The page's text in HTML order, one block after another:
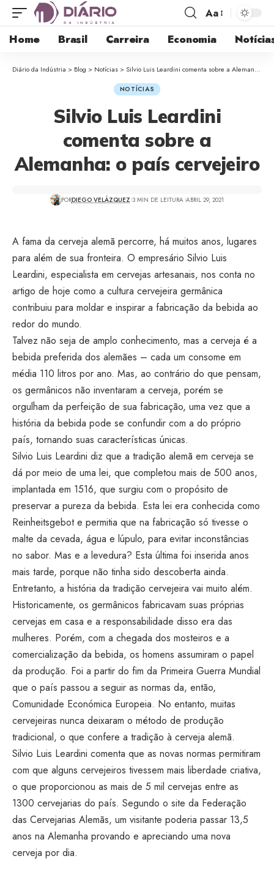
Aa
Home Brasil Carreira Economia
Diário da Indústria > Blog > Notícias > Silvio Luis Leardini comenta sobre a Alemanha: o país cervejeiro
NOTÍCIAS
Silvio Luis Leardini
comenta sobre a
Alemanha: o país cervejeiro
PORDIEGO VELÁZQUEZ 3 MIN DE LEITURA ABRIL 29, 2021
A fama da cerveja alemã percorre, há muitos anos, lugares
para além de sua fronteira. O empresário Silvio Luis
Leardini, especialista em cervejas artesanais, nos conta no
artigo de hoje como a cultura cervejeira germânica
contribuiu para moldar e inspirar a fabricação da bebida ao
redor do mundo.
Talvez não seja de amplo conhecimento, mas a cerveja é a
bebida preferida dos alemães – cada um consome em
média 110 litros por ano. Mas, ao contrário do que pensam,
os germânicos não inventaram a cerveja, porém se
orgulham da perfeição de sua fabricação, uma vez que a
história da bebida pode se confundir com a do próprio
país, tornando suas características únicas.
Silvio Luis Leardini diz que a tradição alemã em cerveja se
dá por meio de uma lei, que completou mais de 500 anos,
implantada em 1516, que surgiu com o propósito de
preservar a pureza da bebida. Esta lei era conhecida como
Reinheitsgebot e permitia que na fabricação só tivesse o
malte da cevada, água e lúpulo, para evitar inconstâncias
no sabor. Mas e a levedura? Esta última foi inserida anos
mais tarde, porque não tinha sido descoberta ainda.
Entretanto, a história da tradição cervejeira vai muito além.
Historicamente, os germânicos fabricavam suas próprias
cervejas em casa e a responsabilidade disso era das
mulheres. Porém, com a chegada dos mosteiros e a
comercialização da bebida, os homens assumiram o papel
da produção. Foi a partir do fim da Primeira Guerra Mundial
que o país passou a seguir as normas da, então,
Comunidade Económica Europeia. No entanto, muitas
cervejeiras nunca deixaram o método de produção
tradicional, o que confere a tradição à cerveja alemã.
Silvio Luis Leardini comenta que as novas normas permitiram
com que alguns cervejeiros tivessem mais liberdade criativa,
o que proporcionou as mais de 5 mil cervejas entre as
1300 cervejarias do país. Segundo o site da Federação
das Cervejarias Alemãs, um visitante poderia passar 13,5
anos na Alemanha provando e apreciando uma nova
cerveja por dia.